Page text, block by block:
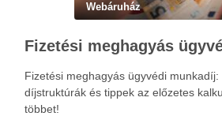
Webáruház
Fizetési meghagyás ügyvédi munkadíj:
díjstruktúrák és tippek az előzetes
többet!